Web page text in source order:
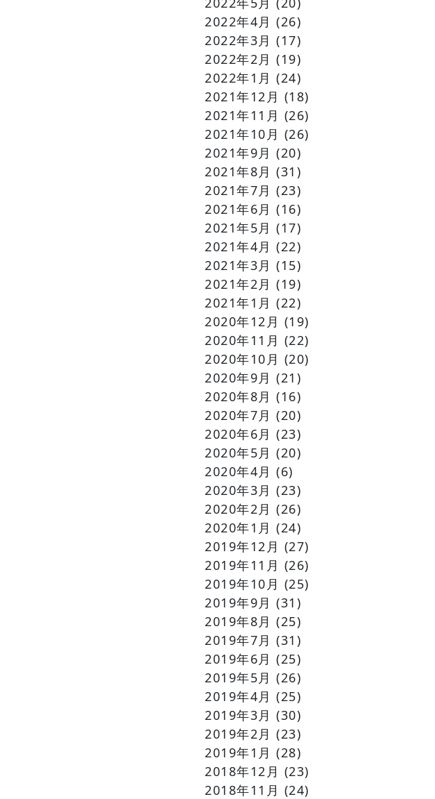
2022年4月 (26)
2022年3月 (17)
2022年2月 (19)
2022年1月 (24)
2021年12月 (18)
2021年11月 (26)
2021年10月 (26)
2021年9月 (20)
2021年8月 (31)
2021年7月 (23)
2021年6月 (16)
2021年5月 (17)
2021年4月 (22)
2021年3月 (15)
2021年2月 (19)
2021年1月 (22)
2020年12月 (19)
2020年11月 (22)
2020年10月 (20)
2020年9月 (21)
2020年8月 (16)
2020年7月 (20)
2020年6月 (23)
2020年5月 (20)
2020年4月 (6)
2020年3月 (23)
2020年2月 (26)
2020年1月 (24)
2019年12月 (27)
2019年11月 (26)
2019年10月 (25)
2019年9月 (31)
2019年8月 (25)
2019年7月 (31)
2019年6月 (25)
2019年5月 (26)
2019年4月 (25)
2019年3月 (30)
2019年2月 (23)
2019年1月 (28)
2018年12月 (23)
2018年11月 (24)